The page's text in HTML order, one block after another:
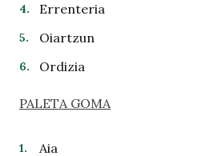
Errenteria
Oiartzun
Ordizia
PALETA GOMA
Aia